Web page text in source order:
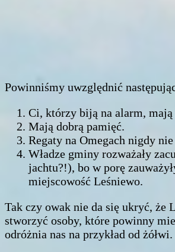
Powinniśmy uwzględnić
Ci, którzy biją na alarm, mają
Mają dobrą pamięć.
Regaty na Omegach nigdy
Władze gminy rozważały
jachtu?!), bo w porę
miejscowość Leśniewo.
Tak czy owak nie da się ukryć, że
stworzyć osoby, które powinny
odróżnia nas na przykład od